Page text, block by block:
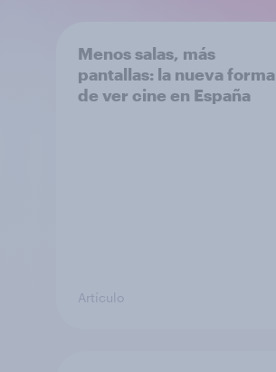
Menos salas, más
pantallas: la nueva forma
de ver cine en España
Artículo